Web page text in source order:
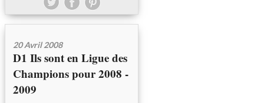
20 Avril 2008
D1 Ils sont en Ligue des
Champions pour 2008 -
2009